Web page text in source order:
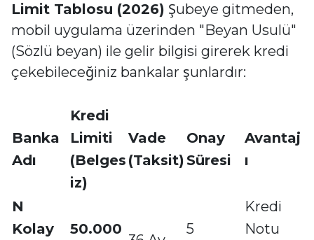
Limit Tablosu (2026) Şubeye gitmeden,
mobil uygulama üzerinden "Beyan Usulü"
(Sözlü beyan) ile gelir bilgisi girerek kredi
çekebileceğiniz bankalar şunlardır:
Banka
Adı
Kredi
Limiti
(Belges
iz)
Vade
(Taksit)
Onay
Süresi
Avantaj
ı
N
Kolay
50.000
5
Kredi
Notu